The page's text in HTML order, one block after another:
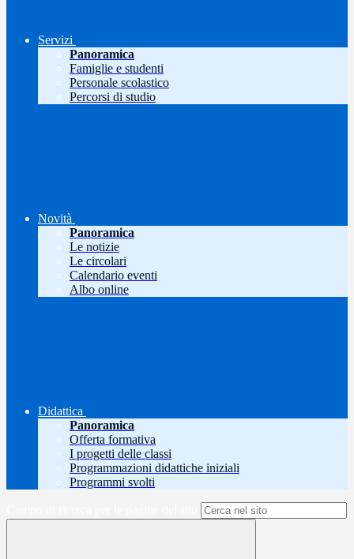
Servizi
Panoramica
Famiglie e studenti
Personale scolastico
Percorsi di studio
Novità
Panoramica
Le notizie
Le circolari
Calendario eventi
Albo online
Didattica
Panoramica
Offerta formativa
I progetti delle classi
Programmazioni didattiche iniziali
Programmi svolti